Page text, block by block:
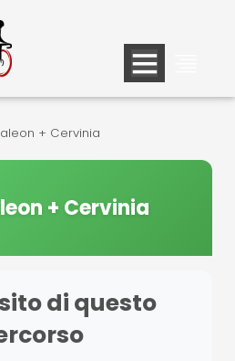
+ Cervinia
+ Cervinia
di questo